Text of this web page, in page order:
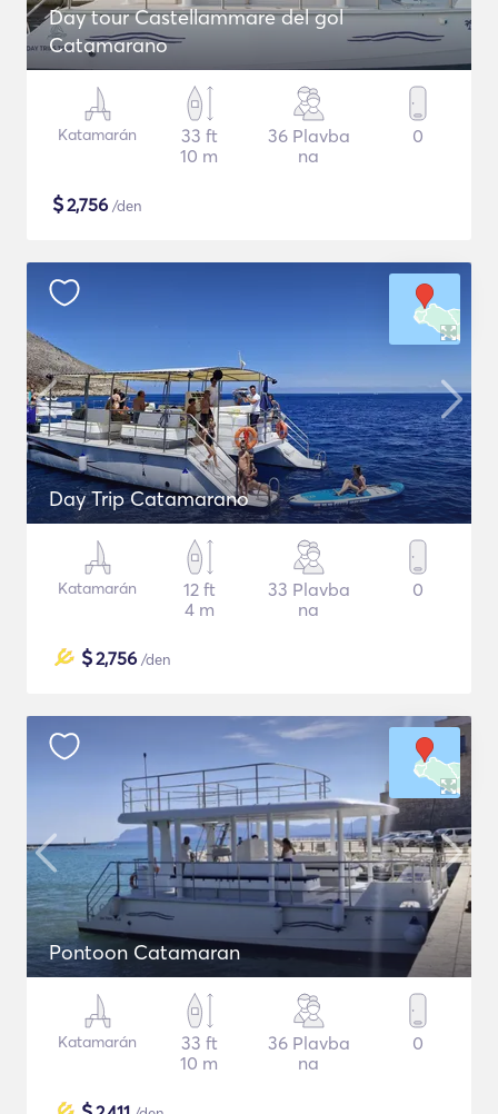
Day tour Castellammare del gol
Catamarano
Katamarán
33 ft
10 m
36 Plavba
na
0
$2,756 /den
Day Trip Catamarano
Katamarán
12 ft
4 m
33 Plavba
na
0
$2,756 /den
Pontoon Catamaran
Katamarán
33 ft
10 m
36 Plavba
na
0